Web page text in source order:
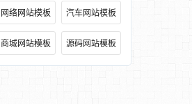
网络网站模板 汽车网站模板
商城网站模板 源码网站模板